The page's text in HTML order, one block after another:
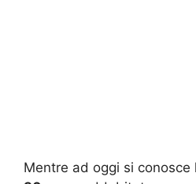
Mentre ad oggi si conosce